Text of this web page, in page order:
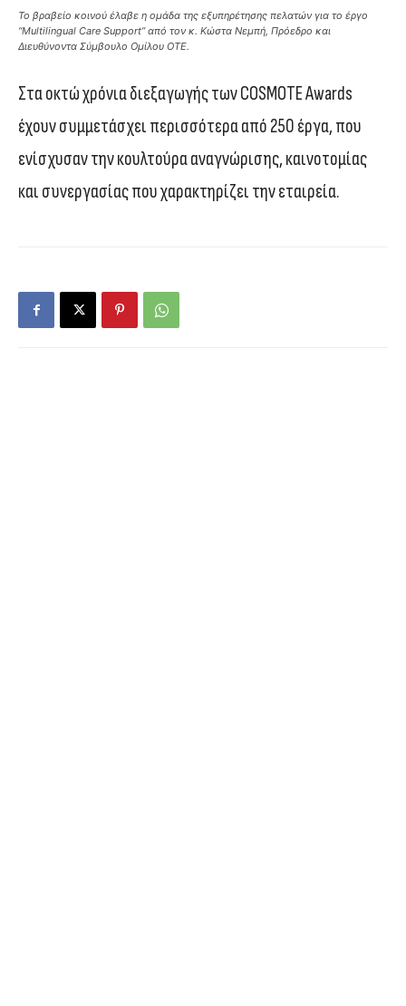
To βραβείο κοινού έλαβε η ομάδα της εξυπηρέτησης πελατών για το έργο
“Multilingual Care Support” από τον κ. Κώστα Νεμπή, Πρόεδρο και
Διευθύνοντα Σύμβουλο Ομίλου ΟΤΕ.
Στα οκτώ χρόνια διεξαγωγής των COSMOTE Awards
έχουν συμμετάσχει περισσότερα από 250 έργα, που
ενίσχυσαν την κουλτούρα αναγνώρισης, καινοτομίας
και συνεργασίας που χαρακτηρίζει την εταιρεία.